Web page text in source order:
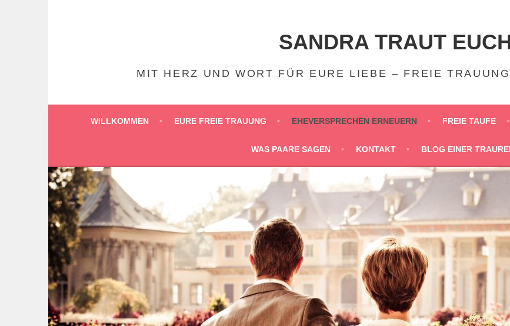
SANDRA TRAUT
MIT HERZ UND WORT FÜR EURE LIEBE – FREIE
WILLKOMMEN EURE FREIE TRAUUNG EHEVERSPRECHEN ERNEUERN FREIE TAUFE
WAS PAARE SAGEN KONTAKT BLOG EINER